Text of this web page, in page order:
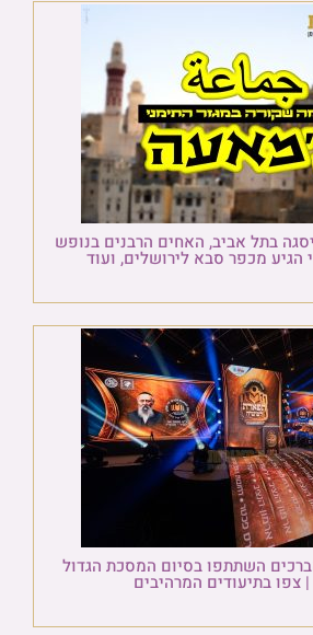
בתל אביב, האחים הרבנים בנופש
מכפר סבא לירושלים, ועוד
השתתפו בסיום המסכת הגדול
צפו בתיעודים המרהיבים